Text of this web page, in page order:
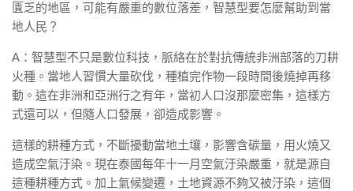
匱乏的地區，可能有嚴重的數位落差，智慧型要怎麼幫助到當
地人民？
A：智慧型不只是數位科技，脈絡在於對抗傳統非洲部落的刀耕
火種。當地人習慣大量砍伐，種植完作物一段時間後燒掉再移
動。這在非洲和亞洲行之有年，當初人口沒那麼密集，這樣方
式還可以，但隨人口發展，卻造成影響。
這樣的耕種方式，不斷擾動當地土壤，影響含碳量，用火燒又
造成空氣汙染。現在泰國每年十一月空氣汙染嚴重，就是源自
這種耕種方式。加上氣候變遷，土地資源不夠又被汙染，這個